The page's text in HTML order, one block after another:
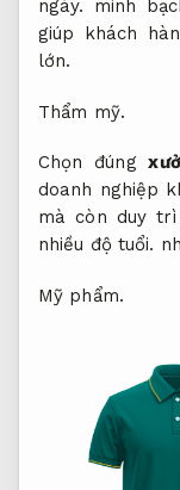
ngày. minh
giúp khách
lớn.
Thẩm mỹ.
Chọn đúng
doanh nghiệp
mà còn duy trì
nhiều độ tuổi.
Mỹ phẩm.